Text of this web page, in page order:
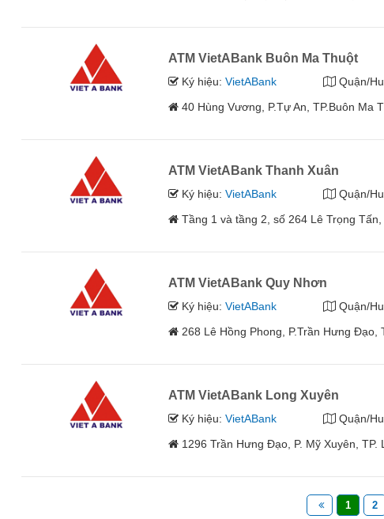
ATM VietABank Buôn Ma Thuột
Ký hiệu:VietABank Quận/
40 Hùng Vương, P.Tự An, TP.Buôn Ma
ATM VietABank Thanh Xuân
Ký hiệu:VietABank Quận/
Tầng 1 và tầng 2, số 264 Lê Trọng
ATM VietABank Quy Nhơn
Ký hiệu:VietABank Quận/
268 Lê Hồng Phong, P.Trần Hưng Đạo,
ATM VietABank Long Xuyên
Ký hiệu:VietABank Quận/
1296 Trần Hưng Đạo, P. Mỹ Xuyên, TP.
1 2